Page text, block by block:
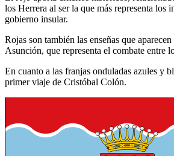
los Herrera al ser la que más representa los
gobierno insular.
Rojas son también las enseñas que
Asunción, que representa el combate entre
En cuanto a las franjas onduladas azules y
primer viaje de Cristóbal Colón.